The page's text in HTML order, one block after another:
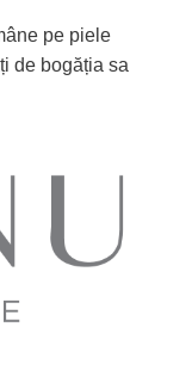
pe piele
de bogăția sa